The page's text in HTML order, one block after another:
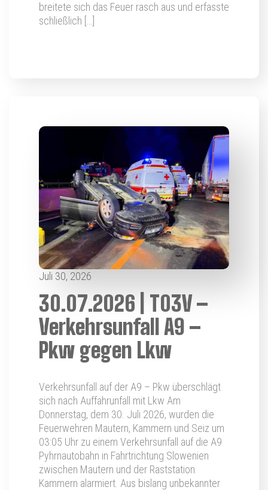
breitete sich das Feuer rasch aus und erfasste
schließlich […]
Juli 30, 2026
30.07.2026 | T03V –
Verkehrsunfall A9 –
Pkw gegen Lkw
Verkehrsunfall auf der A9 – Pkw überschlägt
sich nach Auffahrunfall mit Lkw Am
Donnerstag, dem 30. Juli 2026, wurden die
Feuerwehren Mautern, Kammern und Seiz um
03:05 Uhr zu einem Verkehrsunfall auf die A9
Pyhrnautobahn in Fahrtrichtung Slowenien
zwischen Mautern und der Raststation
Kammern alarmiert. Aus bislang unbekannter